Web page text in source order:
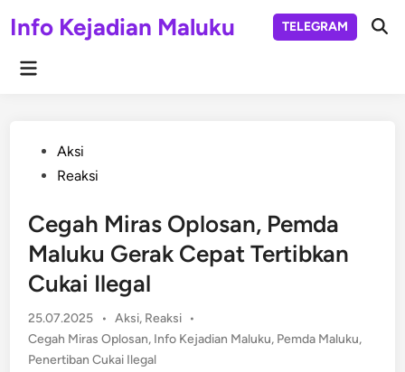
toInfo Kejadian Maluku TELEGRAM
Main
PostedAksi
Reaksi
Cegah Miras Oplosan, Pemda
Maluku Gerak Cepat Tertibkan
Cukai Ilegal
25.07.2025 • Posted
in
Aksi, Reaksi •
Cegah Miras Oplosan, Info Kejadian Maluku, Pemda Maluku,
Penertiban Cukai Ilegal